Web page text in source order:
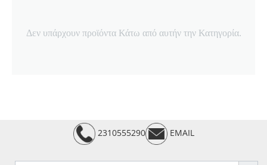
Δεν υπάρχουν προϊόντα Κάτω από αυτήν την Κατηγορία.
2310555290 EMAIL